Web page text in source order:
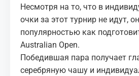
Несмотря на то, что в
очки за этот турнир не идут,
популярностью как
Australian Open.
Победившая пара получает
серебряную чашу и